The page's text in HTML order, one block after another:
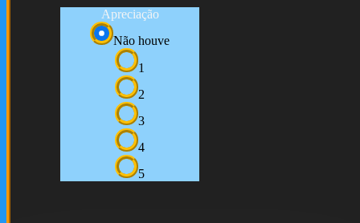
Apreciação
Não houve
1
2
3
4
5